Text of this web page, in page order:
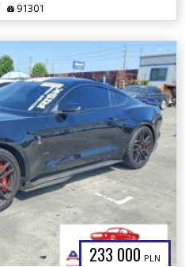
91301
233 000 PLN